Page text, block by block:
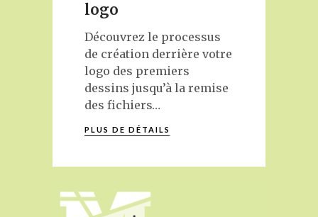
logo
Découvrez le processus
de création derrière votre
logo des premiers
dessins jusqu’à la remise
des fichiers…
PLUS DE DÉTAILS